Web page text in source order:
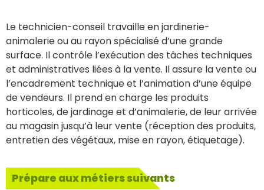
Le technicien-conseil travaille en jardinerie-
animalerie ou au rayon spécialisé d’une grande
surface. Il contrôle l’exécution des tâches techniques
et administratives liées à la vente. Il assure la vente ou
l’encadrement technique et l’animation d’une équipe
de vendeurs. Il prend en charge les produits
horticoles, de jardinage et d’animalerie, de leur arrivée
au magasin jusqu’à leur vente (réception des produits,
entretien des végétaux, mise en rayon, étiquetage).
Prépare aux métiers suivants